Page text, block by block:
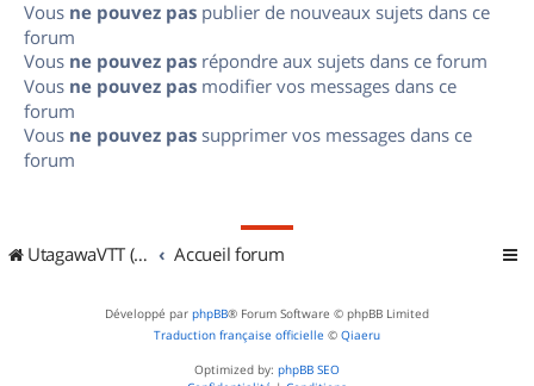
Vous ne pouvez pas publier de nouveaux sujets dans ce
forum
Vous ne pouvez pas répondre aux sujets dans ce forum
Vous ne pouvez pas modifier vos messages dans ce
forum
Vous ne pouvez pas supprimer vos messages dans ce
forum
UtagawaVTT (Randos VTT et VTTAE avec traces GPS) Accueil forum
Développé par phpBB® Forum Software © phpBB Limited
Traduction française officielle © Qiaeru
Optimized by: phpBB SEO